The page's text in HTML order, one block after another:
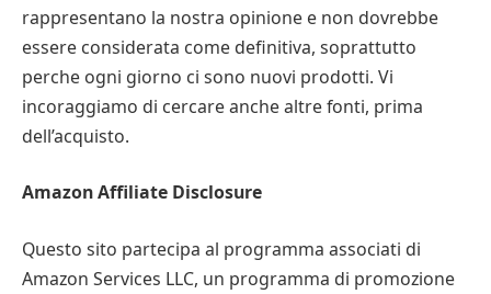
rappresentano la nostra opinione e non dovrebbe
essere considerata come definitiva, soprattutto
perche ogni giorno ci sono nuovi prodotti. Vi
incoraggiamo di cercare anche altre fonti, prima
dell’acquisto.
Amazon Affiliate Disclosure
Questo sito partecipa al programma associati di
Amazon Services LLC, un programma di promozione